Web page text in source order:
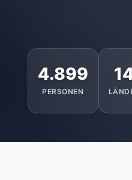
4.899
PERSONEN